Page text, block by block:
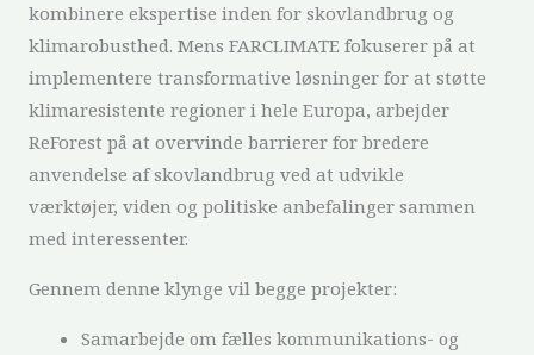
kombinere ekspertise inden for skovlandbrug og
klimarobusthed. Mens FARCLIMATE fokuserer på at
implementere transformative løsninger for at støtte
klimaresistente regioner i hele Europa, arbejder
ReForest på at overvinde barrierer for bredere
anvendelse af skovlandbrug ved at udvikle
værktøjer, viden og politiske anbefalinger sammen
med interessenter.
Gennem denne klynge vil begge projekter:
Samarbejde om fælles kommunikations- og